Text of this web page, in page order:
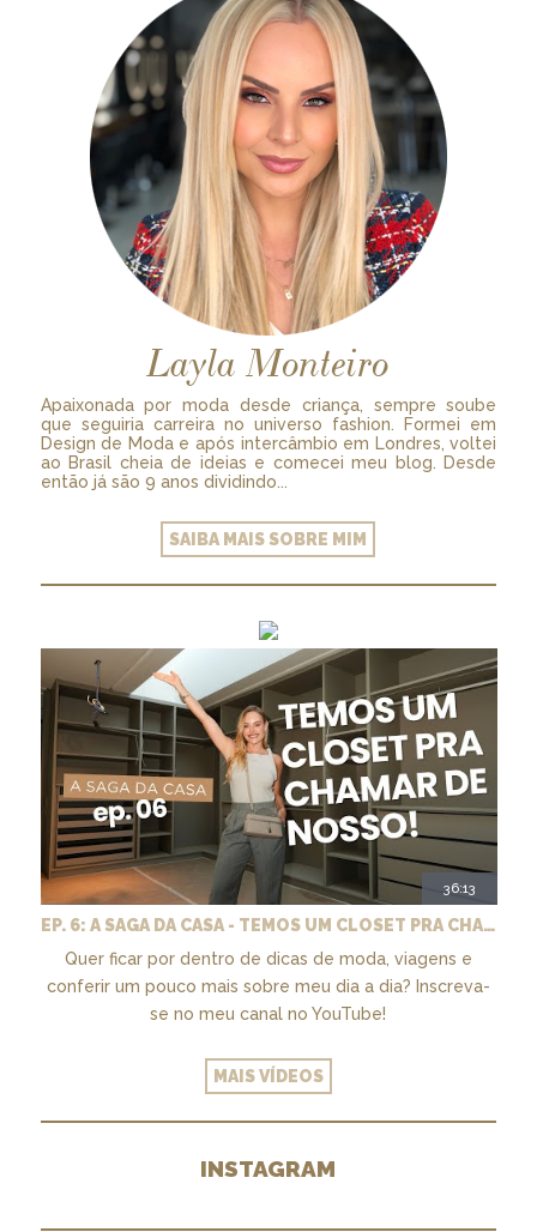
Layla Monteiro
Apaixonada por moda desde criança, sempre soube
que seguiria carreira no universo fashion. Formei em
Design de Moda e após intercâmbio em Londres, voltei
ao Brasil cheia de ideias e comecei meu blog. Desde
então já são 9 anos dividindo...
SAIBA MAIS SOBRE MIM
36:13
EP. 6: A SAGA DA CASA - TEMOS UM CLOSET PRA CHAMAR DE NOSSO + MARCENARIA E PAISAGISMO
Quer ficar por dentro de dicas de moda, viagens e
conferir um pouco mais sobre meu dia a dia? Inscreva-
se no meu canal no YouTube!
MAIS VÍDEOS
INSTAGRAM